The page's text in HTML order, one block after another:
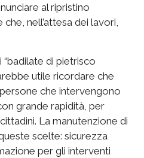
al ripristino
nell’attesa dei lavori,
di pietrisco
utile ricordare che
che intervengono
grande rapidità, per
La manutenzione di
scelte: sicurezza
per gli interventi